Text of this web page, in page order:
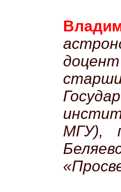
МГУ),